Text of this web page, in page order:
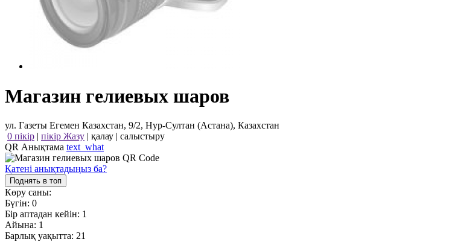
Магазин гелиевых шаров
ул. Газеты Егемен Казахстан, 9/2, Нур-Султан (Астана), Казахстан
0 пікір | пікір Жазу | қалау | салыстыру
QR Анықтама text_what
Қатені анықтадыңыз ба?
Поднять в топ
Көру саны:
Бүгін: 0
Бір аптадан кейін: 1
Айына: 1
Барлық уақытта: 21